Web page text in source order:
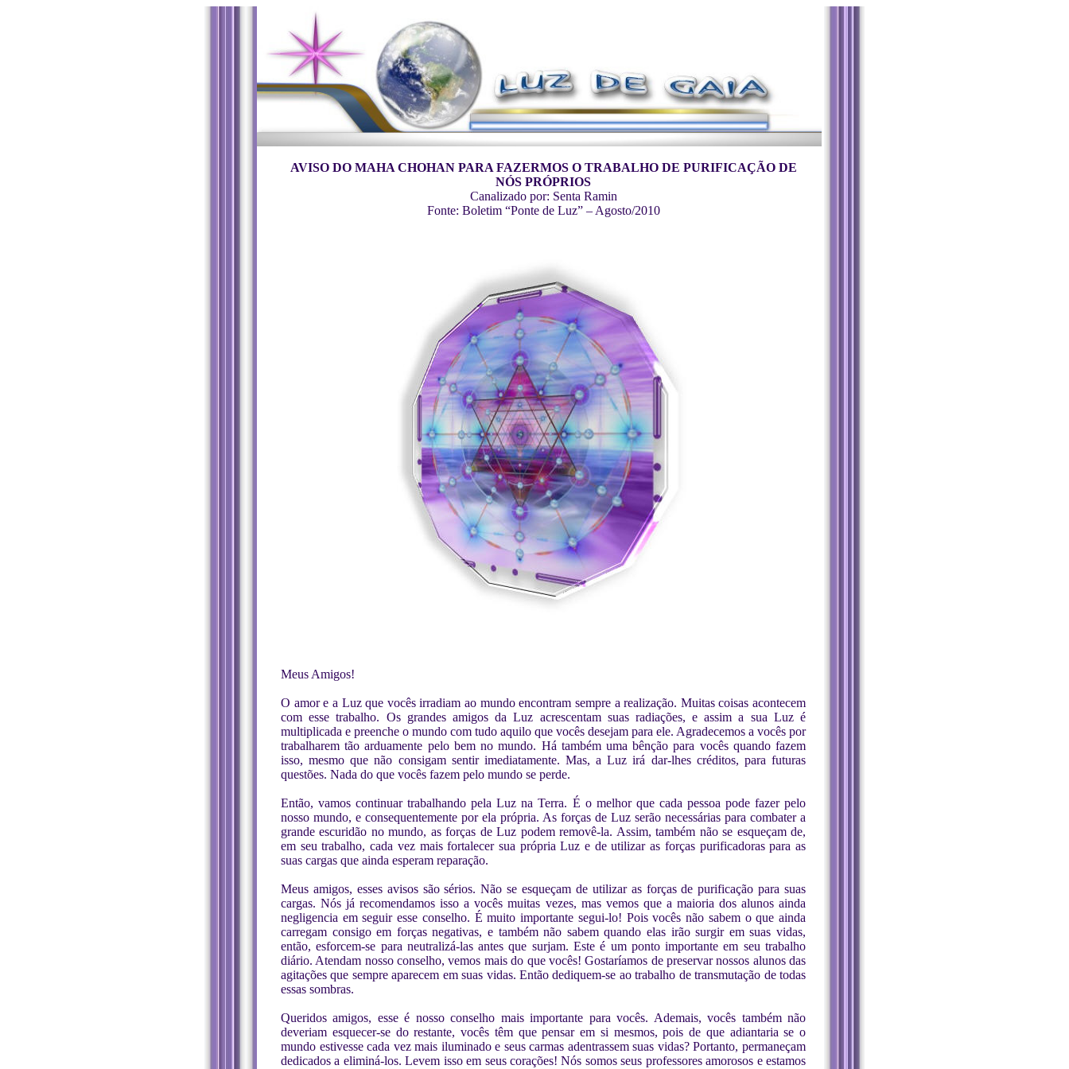
AVISO DO MAHA CHOHAN PARA FAZERMOS O TRABALHO DE PURIFICAÇÃO DE
NÓS PRÓPRIOS
Canalizado por: Senta Ramin
Fonte: Boletim “Ponte de Luz” – Agosto/2010
Meus Amigos!
O amor e a Luz que vocês irradiam ao mundo encontram sempre a realização. Muitas coisas acontecem
com esse trabalho. Os grandes amigos da Luz acrescentam suas radiações, e assim a sua Luz é
multiplicada e preenche o mundo com tudo aquilo que vocês desejam para ele. Agradecemos a vocês por
trabalharem tão arduamente pelo bem no mundo. Há também uma bênção para vocês quando fazem
isso, mesmo que não consigam sentir imediatamente. Mas, a Luz irá dar-lhes créditos, para futuras
questões. Nada do que vocês fazem pelo mundo se perde.
Então, vamos continuar trabalhando pela Luz na Terra. É o melhor que cada pessoa pode fazer pelo
nosso mundo, e consequentemente por ela própria. As forças de Luz serão necessárias para combater a
grande escuridão no mundo, as forças de Luz podem removê-la. Assim, também não se esqueçam de,
em seu trabalho, cada vez mais fortalecer sua própria Luz e de utilizar as forças purificadoras para as
suas cargas que ainda esperam reparação.
Meus amigos, esses avisos são sérios. Não se esqueçam de utilizar as forças de purificação para suas
cargas. Nós já recomendamos isso a vocês muitas vezes, mas vemos que a maioria dos alunos ainda
negligencia em seguir esse conselho. É muito importante segui-lo! Pois vocês não sabem o que ainda
carregam consigo em forças negativas, e também não sabem quando elas irão surgir em suas vidas,
então, esforcem-se para neutralizá-las antes que surjam. Este é um ponto importante em seu trabalho
diário. Atendam nosso conselho, vemos mais do que vocês! Gostaríamos de preservar nossos alunos das
agitações que sempre aparecem em suas vidas. Então dediquem-se ao trabalho de transmutação de todas
essas sombras.
Queridos amigos, esse é nosso conselho mais importante para vocês. Ademais, vocês também não
deveriam esquecer-se do restante, vocês têm que pensar em si mesmos, pois de que adiantaria se o
mundo estivesse cada vez mais iluminado e seus carmas adentrassem suas vidas? Portanto, permaneçam
dedicados a eliminá-los. Levem isso em seus corações! Nós somos seus professores amorosos e estamos